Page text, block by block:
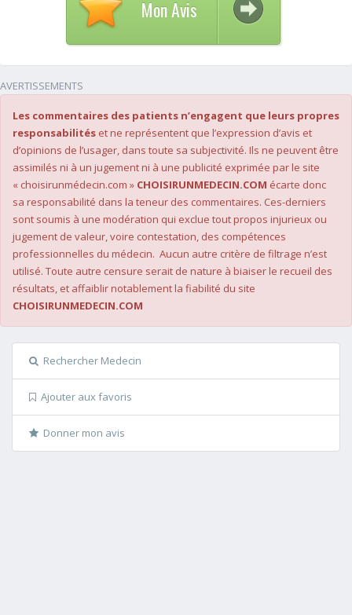
Mon Avis
AVERTISSEMENTS
Les commentaires des patients n’engagent que leurs propres
responsabilités et ne représentent que l’expression d’avis et
d’opinions de l’usager, dans toute sa subjectivité. Ils ne peuvent être
assimilés ni à un jugement ni à une publicité exprimée par le site
« choisirunmédecin.com » CHOISIRUNMEDECIN.COM écarte donc
sa responsabilité dans la teneur des commentaires. Ces-derniers
sont soumis à une modération qui exclue tout propos injurieux ou
jugement de valeur, voire contestation, des compétences
professionnelles du médecin. Aucun autre critère de filtrage n’est
utilisé. Toute autre censure serait de nature à biaiser le recueil des
résultats, et affaiblir notablement la fiabilité du site
CHOISIRUNMEDECIN.COM
Rechercher Medecin
Ajouter aux favoris
Donner mon avis